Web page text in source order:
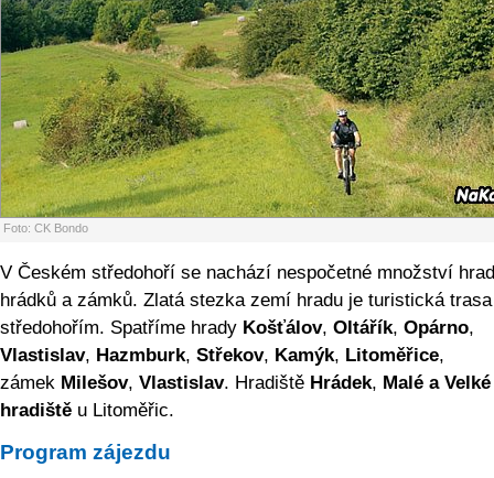
Foto: CK Bondo
V Českém středohoří se nachází nespočetné množství
hrádků a zámků. Zlatá stezka zemí hradu je turistická
středohořím. Spatříme hrady Košťálov, Oltářík, Opárno,
Vlastislav, Hazmburk, Střekov, Kamýk, Litoměřice,
zámek Milešov, Vlastislav. Hradiště Hrádek, Malé a Velké
hradiště u Litoměřic.
Program zájezdu